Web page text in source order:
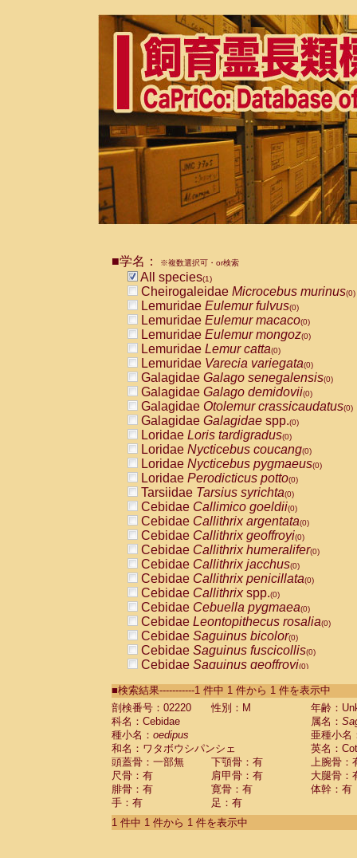
■学名： ※複数選択可・or検索
All species(1)
Cheirogaleidae Microcebus murinus(0)
Lemuridae Eulemur fulvus(0)
Lemuridae Eulemur macaco(0)
Lemuridae Eulemur mongoz(0)
Lemuridae Lemur catta(0)
Lemuridae Varecia variegata(0)
Galagidae Galago senegalensis(0)
Galagidae Galago demidovii(0)
Galagidae Otolemur crassicaudatus(0)
Galagidae Galagidae spp.(0)
Loridae Loris tardigradus(0)
Loridae Nycticebus coucang(0)
Loridae Nycticebus pygmaeus(0)
Loridae Perodicticus potto(0)
Tarsiidae Tarsius syrichta(0)
Cebidae Callimico goeldii(0)
Cebidae Callithrix argentata(0)
Cebidae Callithrix geoffroyi(0)
Cebidae Callithrix humeralifer(0)
Cebidae Callithrix jacchus(0)
Cebidae Callithrix penicillata(0)
Cebidae Callithrixspp.(0)
Cebidae Cebuella pygmaea(0)
Cebidae Leontopithecus rosalia(0)
Cebidae Saguinus bicolor(0)
Cebidae Saguinus fuscicollis(0)
Cebidae Saguinus geoffroyi(0)
CebidaeSaguinus labiatus(0)
Cebidae Saguinus leucopus (0)
Cebidae
Cebidae
CebidaeSaguinus nigricollis (0)
Cebidae Saguinus oedipus
Cebidae Saguinus weddelli
Cebidae Saguinusspp.
Cebidae Aotus trivirgatus
Cebidae Cebus albifrons
■検索結果-----------1 件中 1 件から 1 件を表示中
剖検番号：02220
性別：M
年齢：
科名：Cebidae
属名：
種小名： oedipus
亜種小名
和名：ワタボウシパンシェ
英名：
頭蓋骨：一部無
下顎骨：有
上腕骨：
尺骨：有
肩甲骨：有
大腿骨：
腓骨：有
寛骨：有
体幹：有
手：有
足：有
1 件中 1 件から 1 件を表示中